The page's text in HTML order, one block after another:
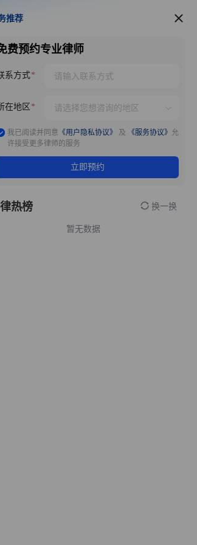
服务推荐
推荐
费预约专业律师
系方式
在地区
我已阅读并同意 《用户隐私协议》 及 《服务协议》 允
许接受更多律师的服务
立即预约
热榜 换一换
暂无数据